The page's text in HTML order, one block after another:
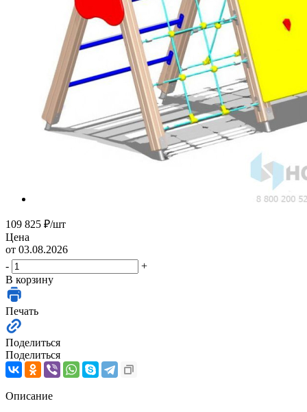
109 825 ₽/шт
Цена
от 03.08.2026
-
+
В корзину
Печать
Поделиться
Поделиться
Описание